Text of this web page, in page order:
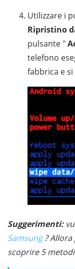
Utilizzare i
Ripristino
pulsante "
telefono
fabbrica e
Suggerimenti:
Samsung? Allora
scoprire 5